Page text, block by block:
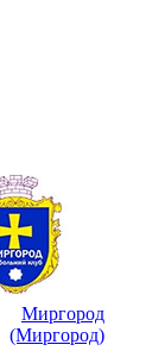
Миргород
(Миргород)